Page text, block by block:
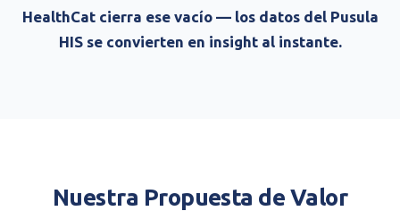
HealthCat cierra ese vacío — los datos del Pusula
HIS se convierten en insight al instante.
Nuestra Propuesta de Valor